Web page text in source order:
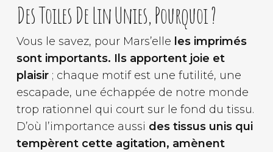
Des Toiles De Lin Unies, Pourquoi ?
Vous le savez, pour Mars’elle les imprimés
sont importants. Ils apportent joie et
plaisir; chaque motif est une futilité, une
escapade, une échappée de notre monde
trop rationnel qui court sur le fond du tissu.
D’où l’importance aussi des tissus unis qui
tempèrent cette agitation, amènent